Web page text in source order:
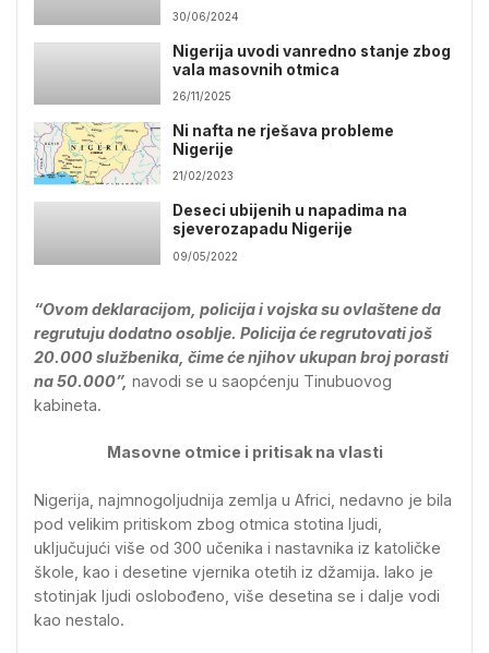
30/06/2024
Nigerija uvodi vanredno stanje zbog
vala masovnih otmica
26/11/2025
Ni nafta ne rješava probleme
Nigerije
21/02/2023
Deseci ubijenih u napadima na
sjeverozapadu Nigerije
09/05/2022
“Ovom deklaracijom, policija i vojska su ovlaštene da
regrutuju dodatno osoblje. Policija će regrutovati još
20.000 službenika, čime će njihov ukupan broj porasti
na 50.000”, navodi se u saopćenju Tinubuovog
kabineta.
Masovne otmice i pritisak na vlasti
Nigerija, najmnogoljudnija zemlja u Africi, nedavno je bila
pod velikim pritiskom zbog otmica stotina ljudi,
uključujući više od 300 učenika i nastavnika iz katoličke
škole, kao i desetine vjernika otetih iz džamija. Iako je
stotinjak ljudi oslobođeno, više desetina se i dalje vodi
kao nestalo.